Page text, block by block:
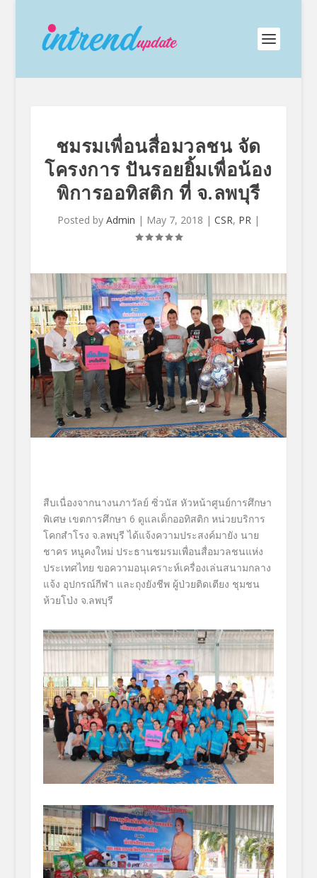
ชมรมเพื่อนสื่อมวลชน จัด
โครงการ ปันรอยยิ้มเพื่อน้อง
พิการออทิสติก ที่ จ.ลพบุรี
Posted by Admin | May 7, 2018 | CSR, PR|
สืบเนื่องจากนางนภาวัลย์ ซิ่วนัส หัวหน้าศูนย์การศึกษา
พิเศษ เขตการศึกษา 6 ดูแลเด็กออทิสติก หน่วยบริการ
โคกสำโรง จ.ลพบุรี ได้แจ้งความประสงค์มายัง นาย
ชาคร หนูคงใหม่ ประธานชมรมเพื่อนสื่อมวลชนแห่ง
ประเทศไทย ขอความอนุเคราะห์เครื่องเล่นสนามกลาง
แจ้ง อุปกรณ์กีฬา และถุงยังชีพ ผู้ป่วยติดเตียง ชุมชน
ห้วยโป่ง จ.ลพบุรี